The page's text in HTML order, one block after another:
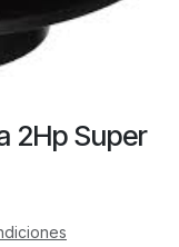
2Hp Super